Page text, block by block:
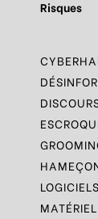
Risques